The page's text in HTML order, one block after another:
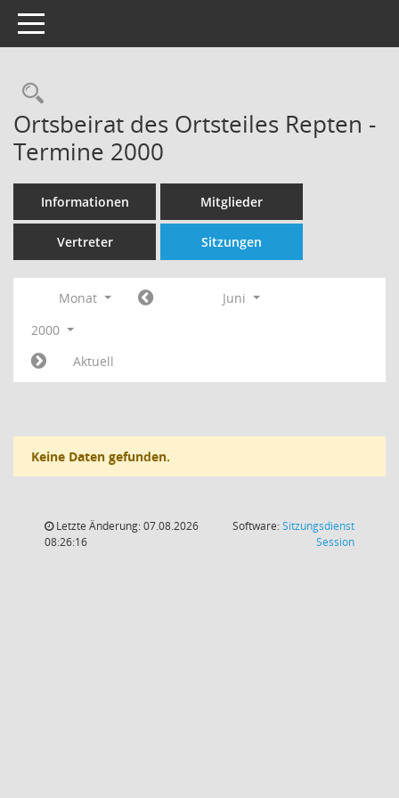
Toggle navigation
Rechercheauswahl
Ortsbeirat des Ortsteiles Repten -
Termine 2000
Informationen Mitglieder
Vertreter Sitzungen
Monat
Juni
2000
Aktuell
Keine Daten gefunden.
Letzte Änderung: 07.08.2026
08:26:16
Software:Sitzungsdienst
Session(Wird in